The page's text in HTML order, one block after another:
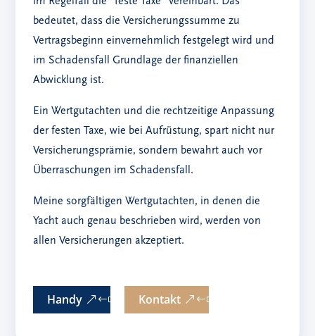
bedeutet, dass die Versicherungssumme zu
Vertragsbeginn einvernehmlich festgelegt wird und
im Schadensfall Grundlage der finanziellen
Abwicklung ist.
Ein Wertgutachten und die rechtzeitige Anpassung
der festen Taxe, wie bei Aufrüstung, spart nicht nur
Versicherungsprämie, sondern bewahrt auch vor
Überraschungen im Schadensfall.
Meine sorgfältigen Wertgutachten, in denen die
Yacht auch genau beschrieben wird, werden von
allen Versicherungen akzeptiert.
Handy Kontakt